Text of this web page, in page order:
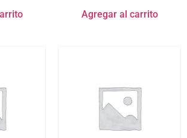
Agregar al carrito